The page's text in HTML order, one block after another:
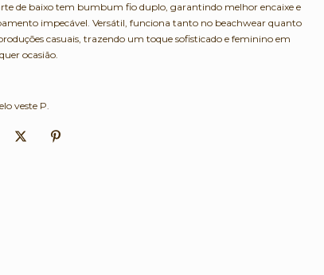
de baixo tem bumbum fio duplo, garantindo melhor encaixe e
impecável. Versátil, funciona tanto no beachwear quanto
casuais, trazendo um toque sofisticado e feminino em
ocasião.
veste P.